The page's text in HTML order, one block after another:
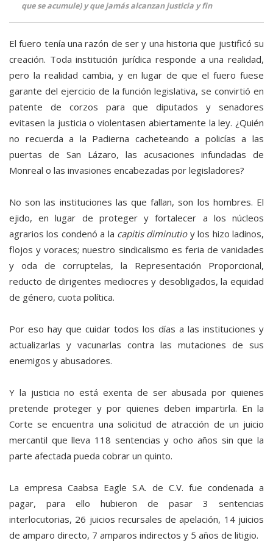
que se acumule) y que jamás alcanzan justicia y fin
El fuero tenía una razón de ser y una historia que justificó su
creación. Toda institución jurídica responde a una realidad,
pero la realidad cambia, y en lugar de que el fuero fuese
garante del ejercicio de la función legislativa, se convirtió en
patente de corzos para que diputados y senadores
evitasen la justicia o violentasen abiertamente la ley. ¿Quién
no recuerda a la Padierna cacheteando a policías a las
puertas de San Lázaro, las acusaciones infundadas de
Monreal o las invasiones encabezadas por legisladores?
No son las instituciones las que fallan, son los hombres. El
ejido, en lugar de proteger y fortalecer a los núcleos
agrarios los condenó a la capitis diminutioy los hizo ladinos,
flojos y voraces; nuestro sindicalismo es feria de vanidades
y oda de corruptelas, la Representación Proporcional,
reducto de dirigentes mediocres y desobligados, la equidad
de género, cuota política.
Por eso hay que cuidar todos los días a las instituciones y
actualizarlas y vacunarlas contra las mutaciones de sus
enemigos y abusadores.
Y la justicia no está exenta de ser abusada por quienes
pretende proteger y por quienes deben impartirla. En la
Corte se encuentra una solicitud de atracción de un juicio
mercantil que lleva 118 sentencias y ocho años sin que la
parte afectada pueda cobrar un quinto.
La empresa Caabsa Eagle S.A. de C.V. fue condenada a
pagar, para ello hubieron de pasar 3 sentencias
interlocutorias, 26 juicios recursales de apelación, 14 juicios
de amparo directo, 7 amparos indirectos y 5 años de litigio.